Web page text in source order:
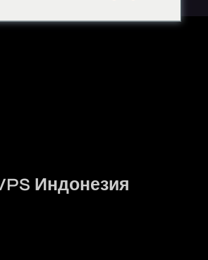
Индонезия